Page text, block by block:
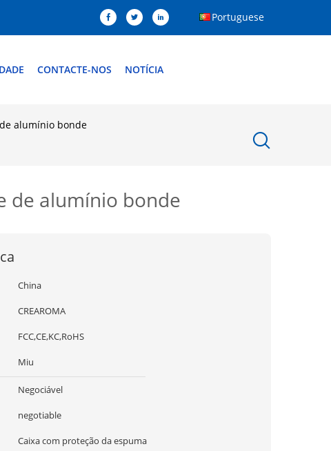
Portuguese
CONTACTE-NOS NOTÍCIA
alumínio bonde
de alumínio bonde
China
CREAROMA
FCC,CE,KC,RoHS
Miu
Negociável
negotiable
Caixa com proteção da espuma